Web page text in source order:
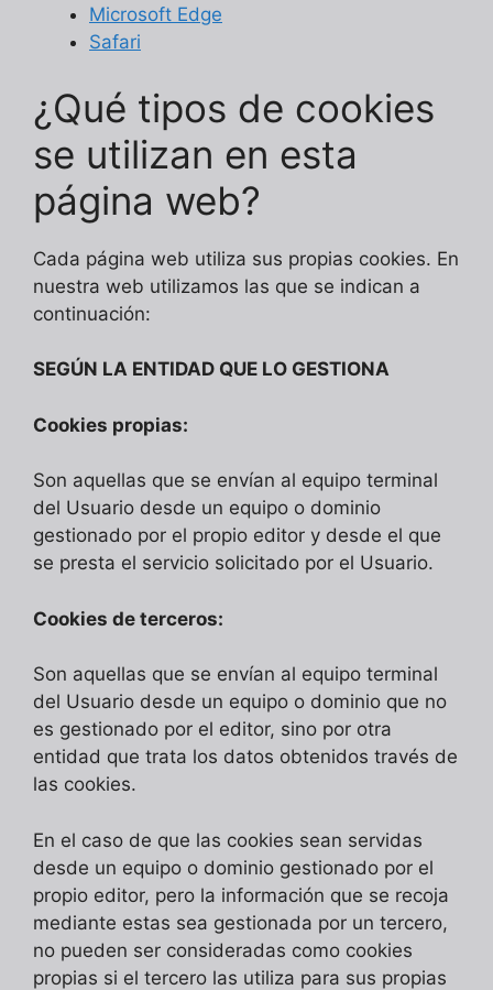
Microsoft Edge
Safari
¿Qué tipos de cookies
se utilizan en esta
página web?
Cada página web utiliza sus propias cookies. En
nuestra web utilizamos las que se indican a
continuación:
SEGÚN LA ENTIDAD QUE LO GESTIONA
Cookies propias:
Son aquellas que se envían al equipo terminal
del Usuario desde un equipo o dominio
gestionado por el propio editor y desde el que
se presta el servicio solicitado por el Usuario.
Cookies de terceros:
Son aquellas que se envían al equipo terminal
del Usuario desde un equipo o dominio que no
es gestionado por el editor, sino por otra
entidad que trata los datos obtenidos través de
las cookies.
En el caso de que las cookies sean servidas
desde un equipo o dominio gestionado por el
propio editor, pero la información que se recoja
mediante estas sea gestionada por un tercero,
no pueden ser consideradas como cookies
propias si el tercero las utiliza para sus propias